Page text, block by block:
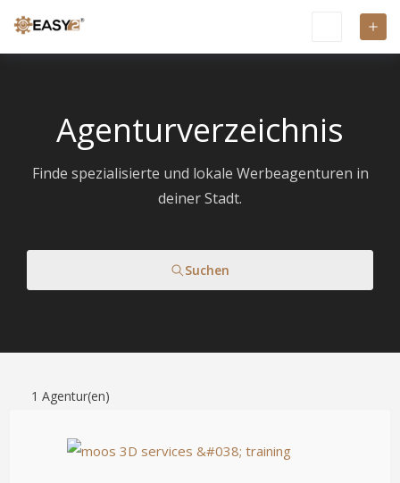
Agenturverzeichnis
Finde spezialisierte und lokale Werbeagenturen in
deiner Stadt.
Suchen
1 Agentur(en)